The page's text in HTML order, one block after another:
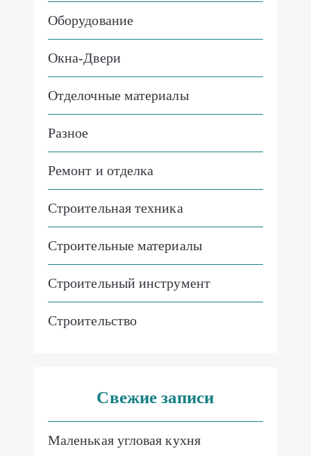
Оборудование
Окна-Двери
Отделочные материалы
Разное
Ремонт и отделка
Строительная техника
Строительные материалы
Строительный инструмент
Строительство
Свежие записи
Маленькая угловая кухня